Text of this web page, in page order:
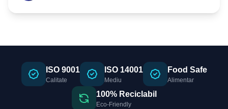
ISO 9001
Calitate
ISO 14001
Mediu
Food Safe
Alimentar
100% Reciclabil
Eco-Friendly